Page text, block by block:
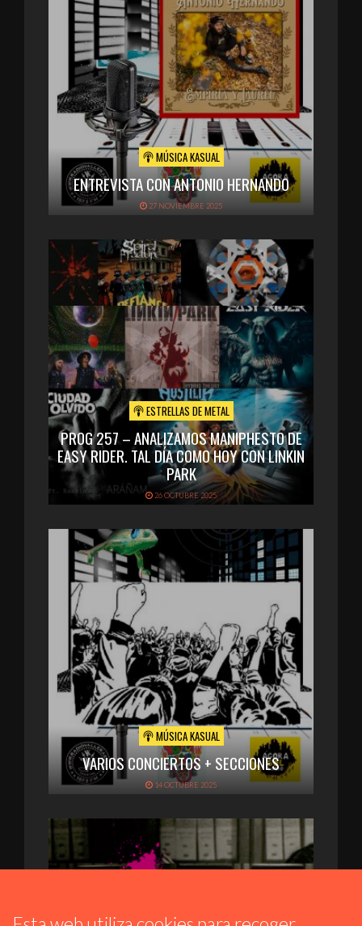
MÚSICA KASUAL
ENTREVISTA CON ANTONIO HERNANDO
27 NOVIEMBRE 2025
ESTRELLAS DE METAL
PROG 257 – ANALIZAMOS MANIPHESTO DE
EASY RIDER. TAL DÍA COMO HOY CON LINKIN
PARK
26 OCTUBRE 2025
MÚSICA KASUAL
VARIOS CONCIERTOS + SECCIONES
14 OCTUBRE 2025